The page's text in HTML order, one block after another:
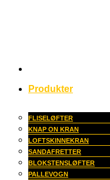
Produkter
FLISELØFTER
KNAP ON KRAN
LOFTSKINNEKRAN
SANDAFRETTER
BLOKSTENSLØFTER
PALLEVOGN